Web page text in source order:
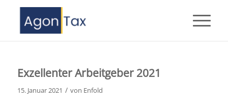
Exzellenter Arbeitgeber 2021
15. Januar 2021 / von Enfold